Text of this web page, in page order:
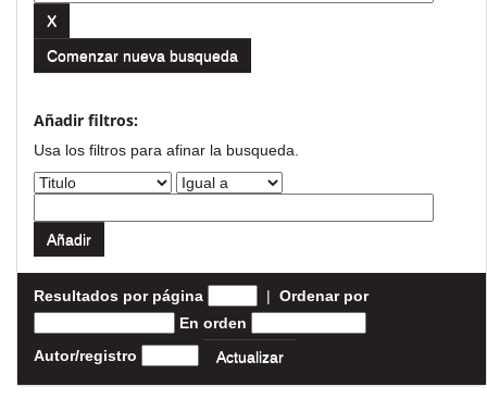
Comenzar nueva busqueda
Añadir filtros:
Usa los filtros para afinar la busqueda.
Resultados por página | Ordenar por
En orden
Autor/registro